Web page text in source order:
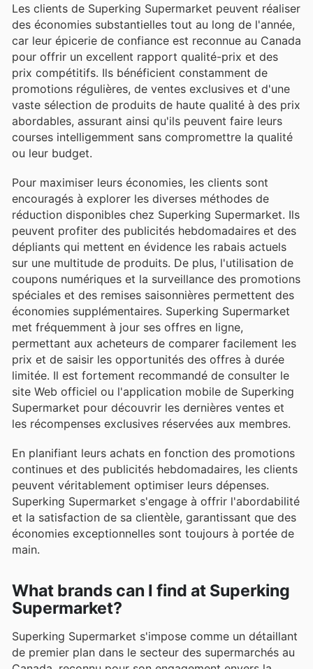
Les clients de Superking Supermarket peuvent réaliser
des économies substantielles tout au long de l'année,
car leur épicerie de confiance est reconnue au Canada
pour offrir un excellent rapport qualité-prix et des
prix compétitifs. Ils bénéficient constamment de
promotions régulières, de ventes exclusives et d'une
vaste sélection de produits de haute qualité à des prix
abordables, assurant ainsi qu'ils peuvent faire leurs
courses intelligemment sans compromettre la qualité
ou leur budget.
Pour maximiser leurs économies, les clients sont
encouragés à explorer les diverses méthodes de
réduction disponibles chez Superking Supermarket. Ils
peuvent profiter des publicités hebdomadaires et des
dépliants qui mettent en évidence les rabais actuels
sur une multitude de produits. De plus, l'utilisation de
coupons numériques et la surveillance des promotions
spéciales et des remises saisonnières permettent des
économies supplémentaires. Superking Supermarket
met fréquemment à jour ses offres en ligne,
permettant aux acheteurs de comparer facilement les
prix et de saisir les opportunités des offres à durée
limitée. Il est fortement recommandé de consulter le
site Web officiel ou l'application mobile de Superking
Supermarket pour découvrir les dernières ventes et
les récompenses exclusives réservées aux membres.
En planifiant leurs achats en fonction des promotions
continues et des publicités hebdomadaires, les clients
peuvent véritablement optimiser leurs dépenses.
Superking Supermarket s'engage à offrir l'abordabilité
et la satisfaction de sa clientèle, garantissant que des
économies exceptionnelles sont toujours à portée de
main.
What brands can I find at Superking
Supermarket?
Superking Supermarket s'impose comme un détaillant
de premier plan dans le secteur des supermarchés au